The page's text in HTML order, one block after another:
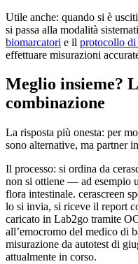
Utile anche: quando si è
si passa alla modalità
biomarcatori e il protocollo di
effettuare misurazioni
Meglio insieme?
combinazione
La risposta più onesta: per
sono alternative, ma partner
Il processo: si ordina da
non si ottiene — ad esempio
flora intestinale. cerascreen
lo si invia, si riceve il report
caricato in Lab2go tramite
all’emocromo del medico di
misurazione da autotest di
attualmente in corso.